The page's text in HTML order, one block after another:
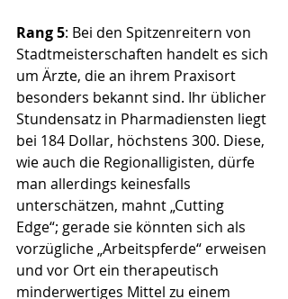
Rang 5: Bei den Spitzenreitern von
Stadtmeisterschaften handelt es sich
um Ärzte, die an ihrem Praxisort
besonders bekannt sind. Ihr üblicher
Stundensatz in Pharmadiensten liegt
bei 184 Dollar, höchstens 300. Diese,
wie auch die Regionalligisten, dürfe
man allerdings keinesfalls
unterschätzen, mahnt „Cutting
Edge“; gerade sie könnten sich als
vorzügliche „Arbeitspferde“ erweisen
und vor Ort ein therapeutisch
minderwertiges Mittel zu einem